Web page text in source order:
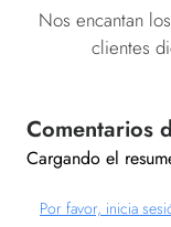
Nos encantan
clientes
Cargando el
Por favor, inicia